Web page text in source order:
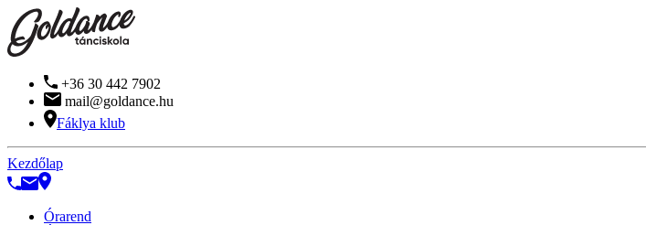
+36 30 442 7902
mail@goldance.hu
Fáklya klub
Kezdőlap
Órarend